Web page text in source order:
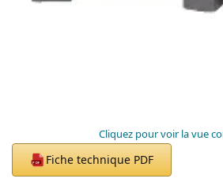
Cliquez pour voir la vue
PDF Fiche technique PDF